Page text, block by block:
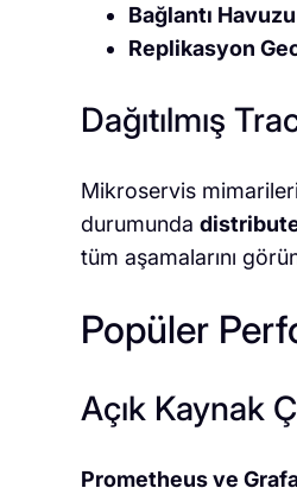
Bağlantı
Replikasyon
Dağıtılmış
Mikroservis
durumunda
tüm aşamalarını
Popüler
Açık Kaynak
Prometheus ve